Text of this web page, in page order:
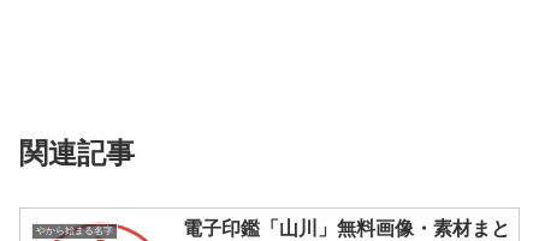
関連記事
やから始まる名字
電子印鑑「山川」無料画像・素材まと